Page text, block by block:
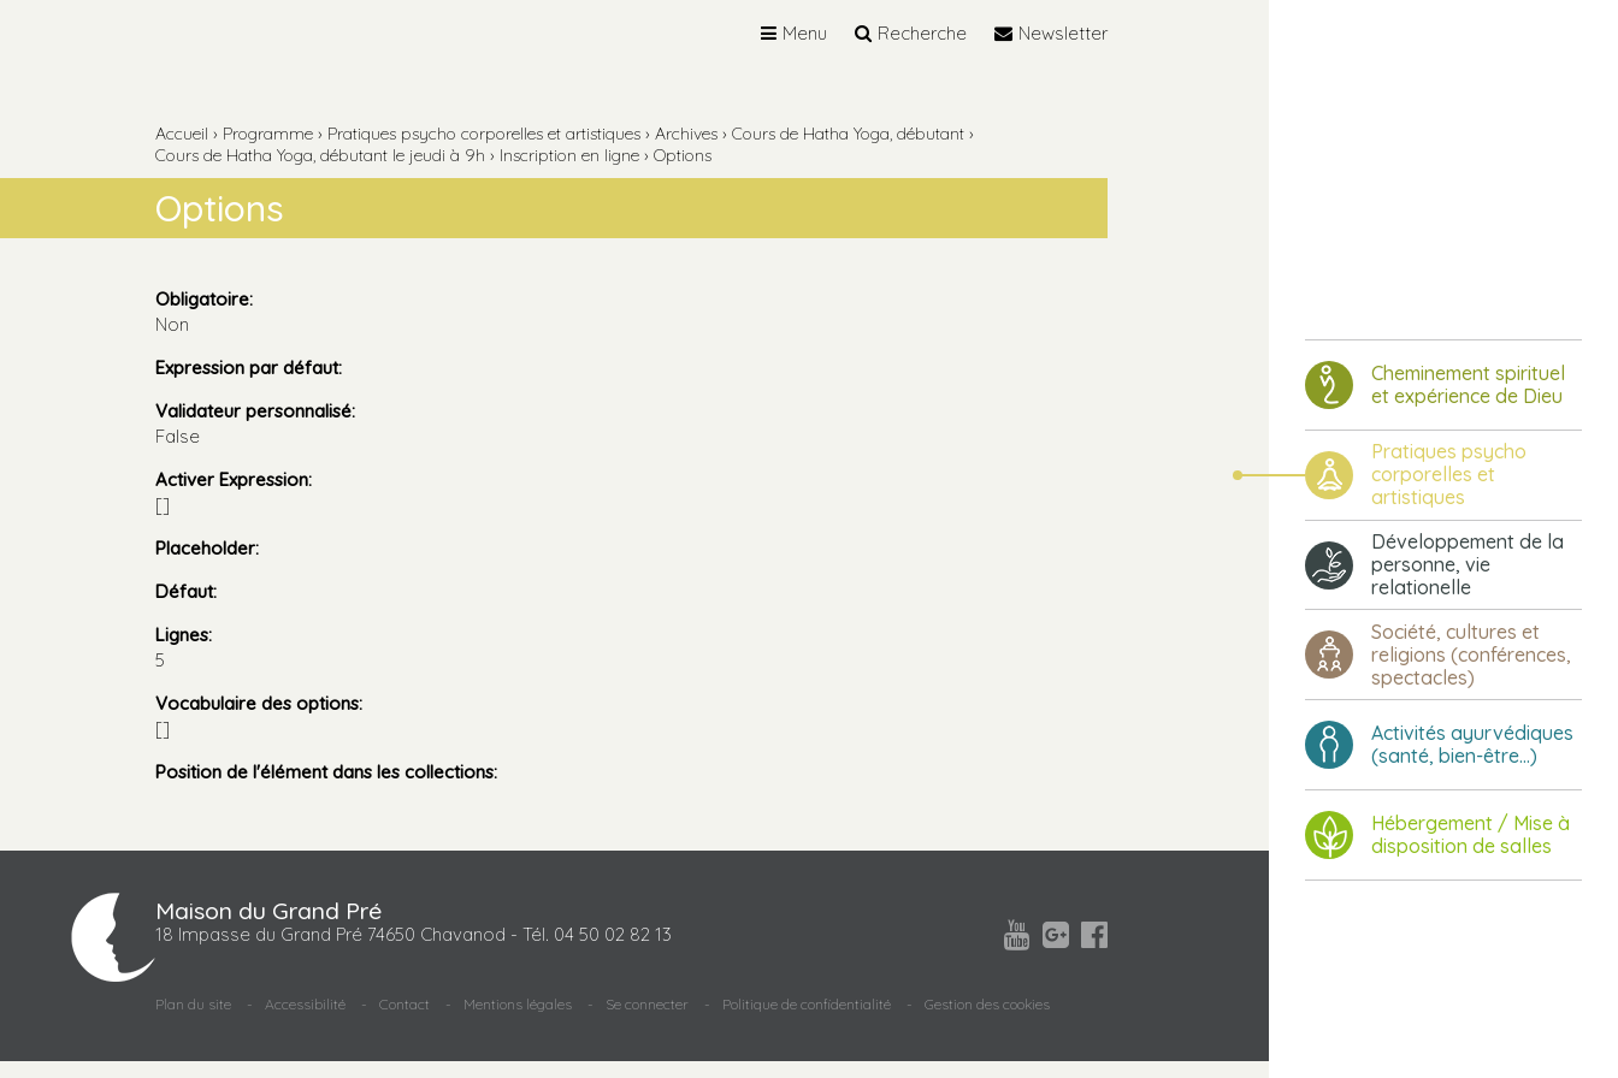
Cheminement spirituel
et expérience de Dieu
Pratiques psycho
corporelles et
artistiques
Développement de la
personne, vie
relationelle
Société, cultures et
religions (conférences,
spectacles)
Activités ayurvédiques
(santé, bien-être...)
Hébergement / Mise à
disposition de salles
Menu Recherche Newsletter
Accueil › Programme › Pratiques psycho corporelles et artistiques › Archives › Cours de Hatha Yoga, débutant ›
Cours de Hatha Yoga, débutant le jeudi à 9h › Inscription en ligne › Options
Options
Obligatoire:
Non
Expression par défaut:
Validateur personnalisé:
False
Activer Expression:
[]
Placeholder:
Défaut:
Lignes:
5
Vocabulaire des options:
[]
Position de l'élément dans les collections:
Maison du Grand Pré
18 Impasse du Grand Pré 74650 Chavanod - Tél. 04 50 02 82 13 


Plan du site Accessibilité Contact Mentions légales Se connecter Politique de confidentialité Gestion des cookies